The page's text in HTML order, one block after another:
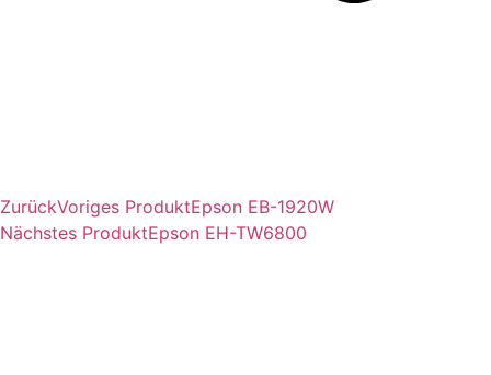
ZurückVoriges ProduktEpson EB-1920W
Nächstes ProduktEpson EH-TW6800